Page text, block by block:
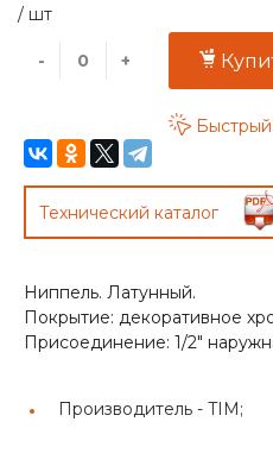
/ шт
- +
Быстрый
Технический каталог
Ниппель. Латунный.
Покрытие: декоративное
Присоединение: 1/2"
Производитель - TIM;